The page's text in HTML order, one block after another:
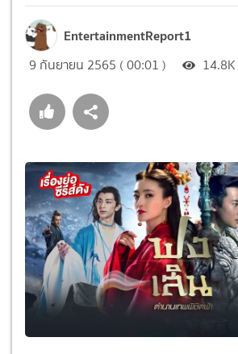
EntertainmentReport1
9 กันยายน 2565 ( 00:01 ) 14.8K